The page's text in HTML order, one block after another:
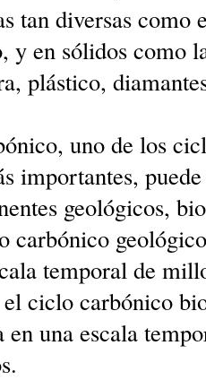
tan diversas como
y en só­lidos como
plástico,
uno de los
importantes,
geológicos,
carbónico geoló­gico
temporal de
el ciclo carbónico
una escala